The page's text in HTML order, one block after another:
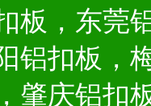
板，东莞
铝扣板，
肇庆铝扣